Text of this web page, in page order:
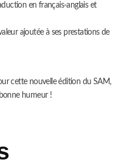
en français-anglais et
ajoutée à ses prestations de
cette nouvelle édition du SAM,
humeur !